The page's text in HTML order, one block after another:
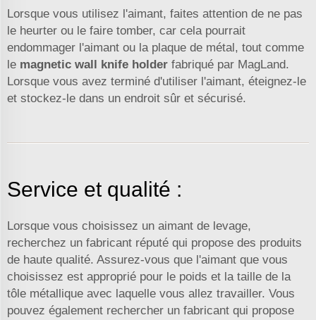
Lorsque vous utilisez l'aimant, faites attention de ne pas
le heurter ou le faire tomber, car cela pourrait
endommager l'aimant ou la plaque de métal, tout comme
le magnetic wall knife holder fabriqué par MagLand.
Lorsque vous avez terminé d'utiliser l'aimant, éteignez-le
et stockez-le dans un endroit sûr et sécurisé.
Service et qualité :
Lorsque vous choisissez un aimant de levage,
recherchez un fabricant réputé qui propose des produits
de haute qualité. Assurez-vous que l'aimant que vous
choisissez est approprié pour le poids et la taille de la
tôle métallique avec laquelle vous allez travailler. Vous
pouvez également rechercher un fabricant qui propose